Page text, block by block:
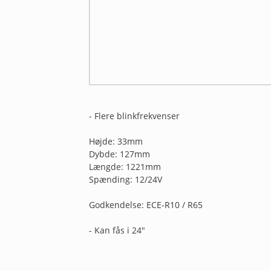
- Flere blinkfrekvenser
Højde: 33mm
Dybde: 127mm
Længde: 1221mm
Spænding: 12/24V
Godkendelse: ECE-R10 / R65
- Kan fås i 24"